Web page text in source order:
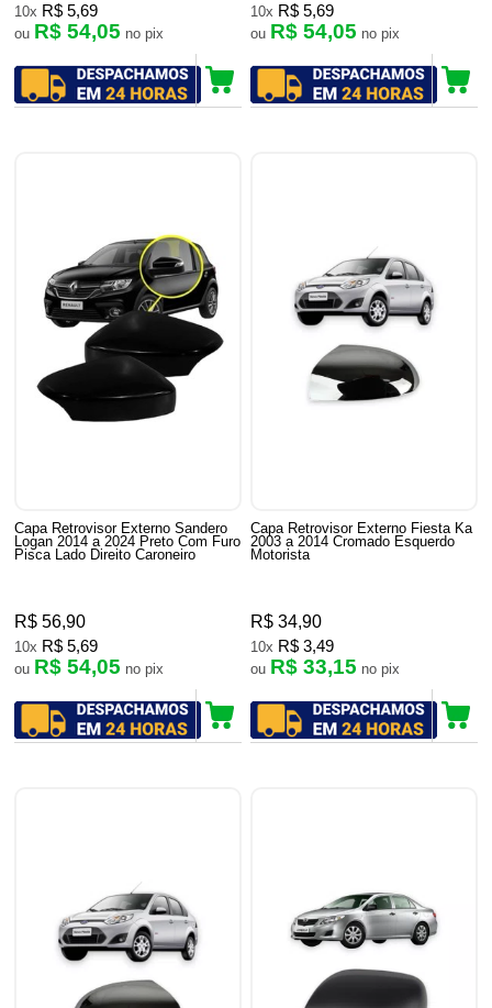
10x R$ 5,69
ou R$ 54,05 no pix
10x R$ 5,69
ou R$ 54,05 no pix
Capa Retrovisor Externo Sandero
Logan 2014 a 2024 Preto Com Furo
Pisca Lado Direito Caroneiro
R$ 56,90
10x R$ 5,69
ou R$ 54,05 no pix
Capa Retrovisor Externo Fiesta Ka
2003 a 2014 Cromado Esquerdo
Motorista
R$ 34,90
10x R$ 3,49
ou R$ 33,15 no pix